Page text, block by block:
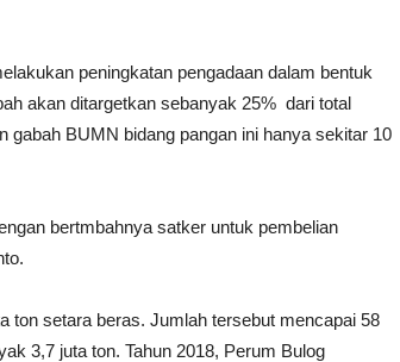
peningkatan pengadaan dalam bentuk
akan ditargetkan sebanyak 25% dari total
gabah BUMN bidang pangan ini hanya sekitar 10
bertmbahnya satker untuk pembelian
ton setara beras. Jumlah tersebut mencapai 58
3,7 juta ton. Tahun 2018, Perum Bulog